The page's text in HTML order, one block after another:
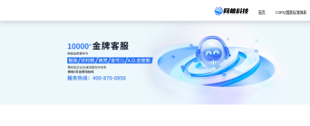
首页 CSPS/国家标准体系